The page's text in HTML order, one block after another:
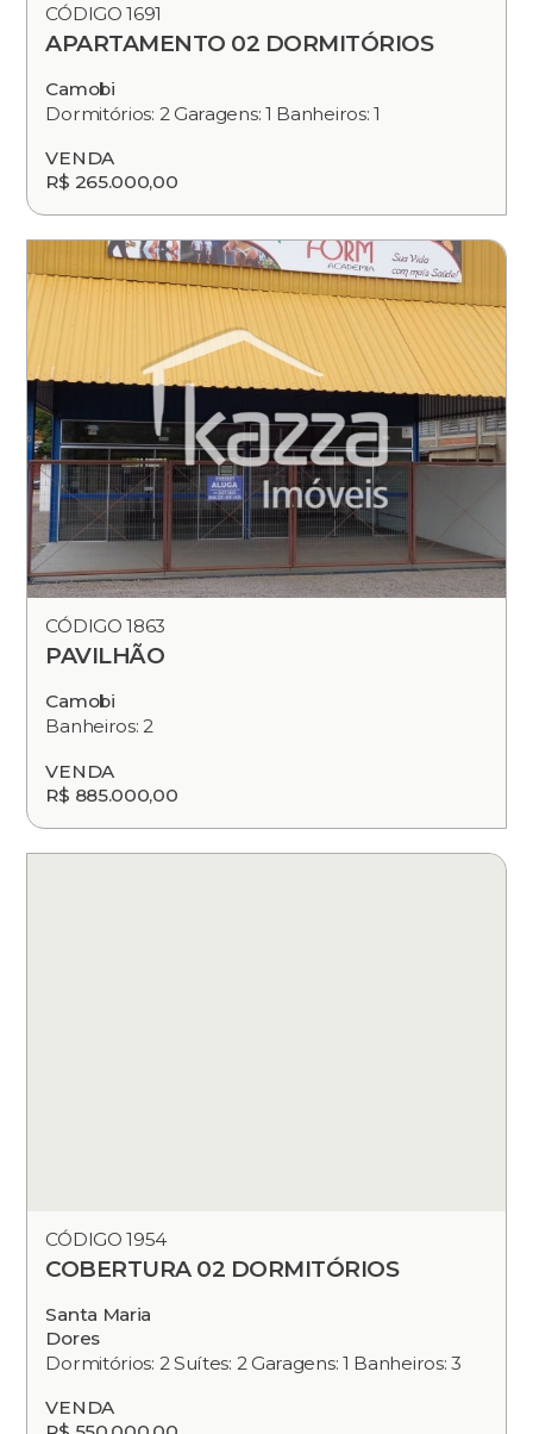
CÓDIGO 1691
APARTAMENTO 02 DORMITÓRIOS
Camobi
Dormitórios: 2 Garagens: 1 Banheiros: 1
VENDA
R$ 265.000,00
CÓDIGO 1863
PAVILHÃO
Camobi
Banheiros: 2
VENDA
R$ 885.000,00
CÓDIGO 1954
COBERTURA 02 DORMITÓRIOS
Santa Maria
Dores
Dormitórios: 2 Suítes: 2 Garagens: 1 Banheiros: 3
VENDA